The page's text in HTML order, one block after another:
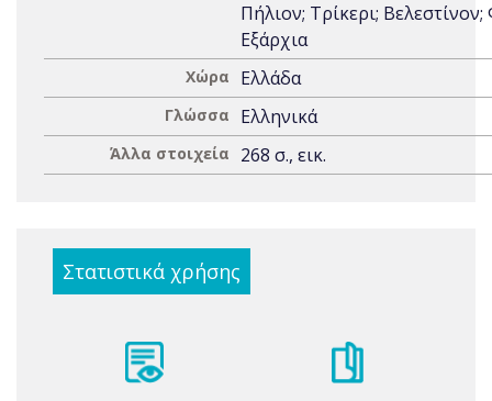
Πήλιον; Τρίκερι; Βελεστίνον;
Εξάρχια
Χώρα Ελλάδα
Γλώσσα Ελληνικά
Άλλα στοιχεία 268 σ., εικ.
Στατιστικά χρήσης